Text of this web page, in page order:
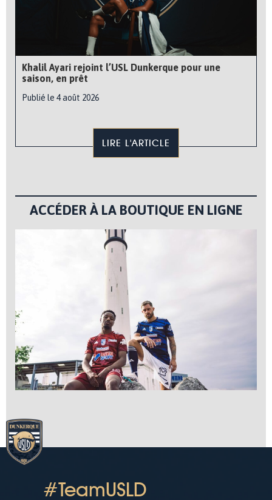
Khalil Ayari rejoint l’USL Dunkerque pour une
saison, en prêt
Publié le 4 août 2026
LIRE L'ARTICLE
ACCÉDER À LA BOUTIQUE EN LIGNE
#TeamUSLD